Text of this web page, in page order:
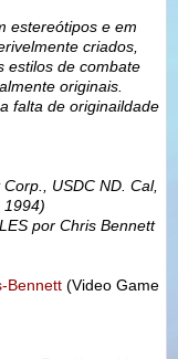
estereótipos e em
criados,
estilos de combate
originais.
falta de originaildade
USDC ND. Cal,
1994)
por Chris Bennett
Bennett (Video Game